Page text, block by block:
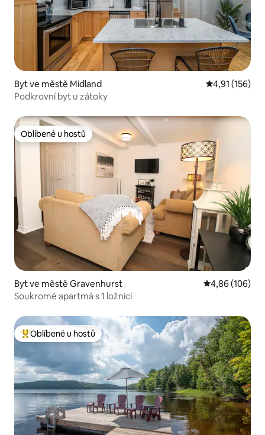
Byt ve městě Midland Průměrné
4,91 (156)
Podkrovní byt u zátoky
Oblíbené u hostů
Oblíbené u hostů
Byt ve městě Gravenhurst Průměrné
4,86 (106)
Soukromé apartmá s 1 ložnicí
Nejlepší v kategorii Oblíbené u hostů
Oblíbené u hostů